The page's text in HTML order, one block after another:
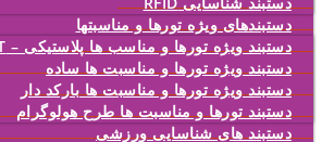
دستبندهای ویژه تورها و مناسبتها
دستبند ویژه تورها و مناسب ها پلاستیکی – EVENT
دستبند ویژه تورها و مناسبت ها ساده
دستبند ویژه تورها و مناسبت ها بارکد دار
دستبند تورها و مناسبت ها طرح هولوگرام
دستبند های شناسایی ورزشی